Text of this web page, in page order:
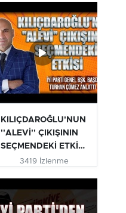
KILIÇDAROĞLU'NUN
''ALEVİ'' ÇIKIŞININ
SEÇMENDEKİ ETKİSİ
3419 İzlenme